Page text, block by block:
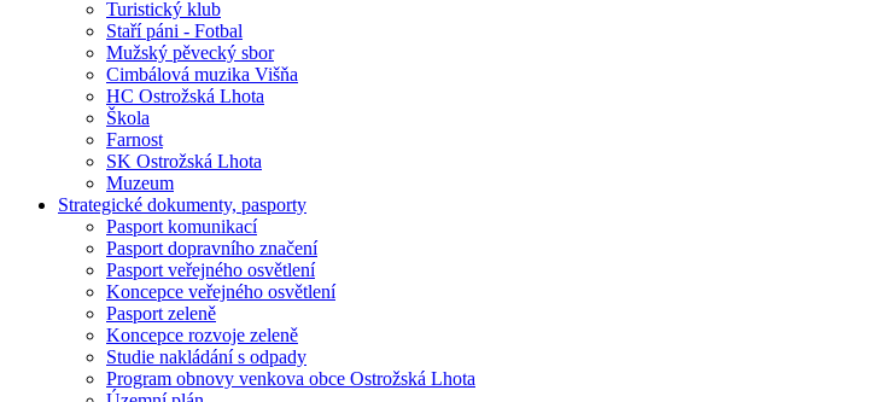
Turistický klub
Staří páni - Fotbal
Mužský pěvecký sbor
Cimbálová muzika Višňa
HC Ostrožská Lhota
Škola
Farnost
SK Ostrožská Lhota
Muzeum
Strategické dokumenty, pasporty
Pasport komunikací
Pasport dopravního značení
Pasport veřejného osvětlení
Koncepce veřejného osvětlení
Pasport zeleně
Koncepce rozvoje zeleně
Studie nakládání s odpady
Program obnovy venkova obce Ostrožská Lhota